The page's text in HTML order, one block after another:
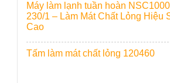
Máy làm lạnh tuần hoàn
230/1 – Làm Mát Chất Lỏng Hiệu
Cao
Tấm làm mát chất lỏng 120460